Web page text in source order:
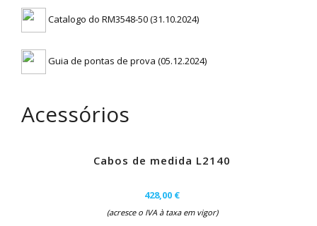
Catalogo do RM3548-50 (31.10.2024)
Guia de pontas de prova (05.12.2024)
Acessórios
Cabos de medida L2140
428,00 €
(acresce o IVA à taxa em vigor)